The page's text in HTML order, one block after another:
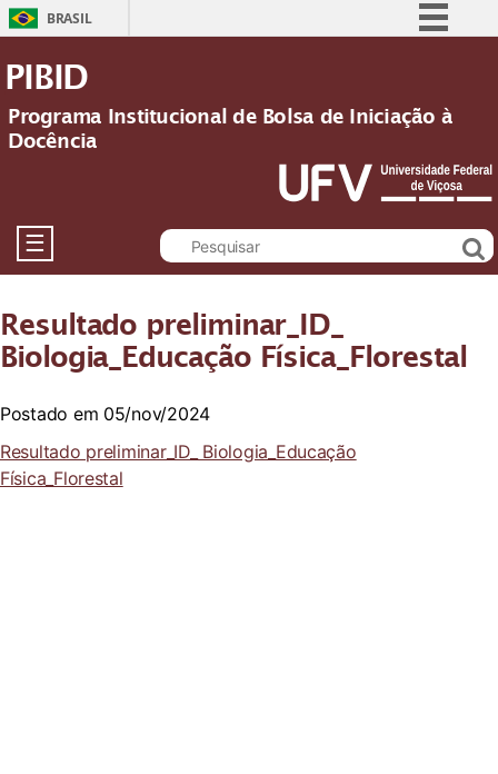
BRASIL
Participe
Acesso à informação
Legislação
Canais
PIBID
Programa Institucional de Bolsa de Iniciação à
Docência
☰
Resultado preliminar_ID_
Biologia_Educação Física_Florestal
Postado em 05/nov/2024
Resultado preliminar_ID_ Biologia_Educação
Física_Florestal